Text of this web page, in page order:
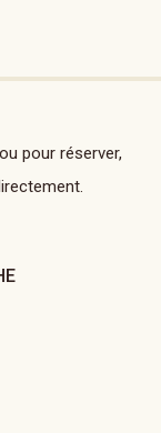
pour réserver,